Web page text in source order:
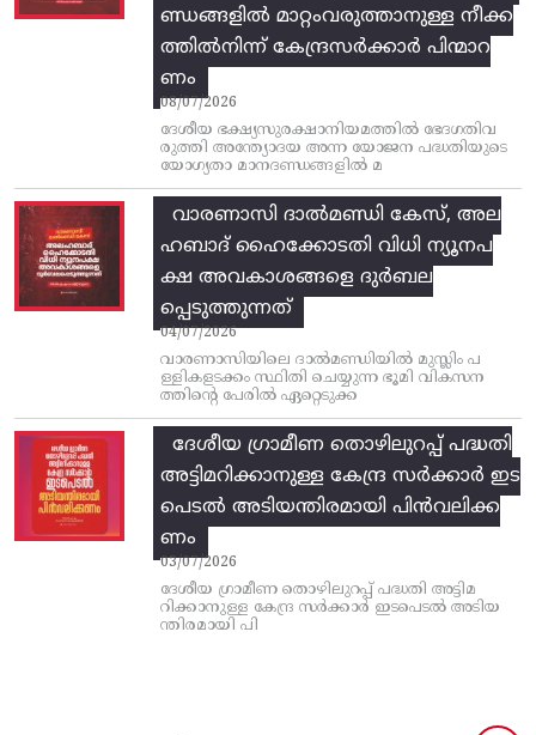
ണ്ഡങ്ങളിൽ മാറ്റംവരുത്താനുള്ള നീക്ക
ത്തിൽനിന്ന്‌ കേന്ദ്രസർക്കാർ പിന്മാറ
ണം
08/07/2026
ദേശീയ ഭക്ഷ്യസുരക്ഷാനിയമത്തിൽ ഭേദഗതിവ
രുത്തി അന്ത്യോദയ അന്ന യോജന പദ്ധതിയുടെ
യോഗ്യതാ മാനദണ്ഡങ്ങളിൽ മ
വാരണാസി ദാൽമണ്ഡി കേസ്, അല
ഹബാദ് ഹൈക്കോടതി വിധി ന്യൂനപ
ക്ഷ അവകാശങ്ങളെ ദുർബല
പ്പെടുത്തുന്നത്
04/07/2026
വാരണാസിയിലെ ദാൽമണ്ഡിയിൽ മുസ്ലിം പ
ള്ളികളടക്കം സ്ഥിതി ചെയ്യുന്ന ഭൂമി വികസന
ത്തിന്റെ പേരിൽ ഏറ്റെടുക്ക
ദേശീയ ഗ്രാമീണ തൊഴിലുറപ്പ്‌ പദ്ധതി
അട്ടിമറിക്കാനുള്ള കേന്ദ്ര സര്‍ക്കാര്‍ ഇട
പെടല്‍ അടിയന്തിരമായി പിന്‍വലിക്ക
ണം
03/07/2026
ദേശീയ ഗ്രാമീണ തൊഴിലുറപ്പ്‌ പദ്ധതി അട്ടിമ
റിക്കാനുള്ള കേന്ദ്ര സര്‍ക്കാര്‍ ഇടപെടല്‍ അടിയ
ന്തിരമായി പി